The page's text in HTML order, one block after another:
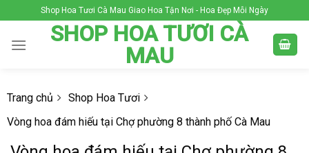
to
content
Shop Hoa Tươi Cà Mau Giao Hoa Tận Nơi - Hoa Đẹp Mỗi Ngày
SHOP HOA TƯƠI CÀ
MAU
Trang chủ
Shop Hoa Tươi
Vòng hoa đám hiếu tại Chợ phường 8 thành phố Cà Mau